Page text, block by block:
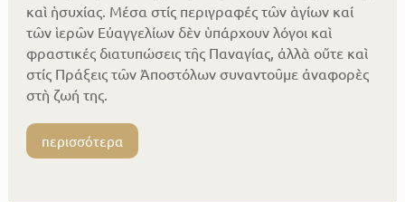
καὶ ἡσυχίας. Μέσα στίς περιγραφές τῶν ἁγίων καί
τῶν ἱερῶν Εὐαγγελίων δὲν ὑπάρχουν λόγοι καὶ
φραστικές διατυπώσεις τῆς Παναγίας, ἀλλὰ οὔτε καὶ
στίς Πράξεις τῶν Ἀποστόλων συναντοῦμε ἀναφορὲς
στὴ ζωή της.
περισσότερα